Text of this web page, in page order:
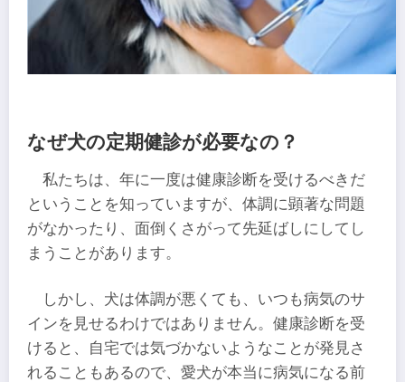
なぜ犬の定期健診が必要なの？
私たちは、年に一度は健康診断を受けるべきだ
ということを知っていますが、体調に顕著な問題
がなかったり、面倒くさがって先延ばしにしてし
まうことがあります。
しかし、犬は体調が悪くても、いつも病気のサ
インを見せるわけではありません。健康診断を受
けると、自宅では気づかないようなことが発見さ
れることもあるので、愛犬が本当に病気になる前